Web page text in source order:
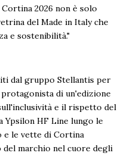
2026 non è solo
del Made in Italy che
e sostenibilità."
dal gruppo Stellantis per
di un'edizione
e il rispetto del
HF Line lungo le
e le vette di Cortina
marchio nel cuore degli